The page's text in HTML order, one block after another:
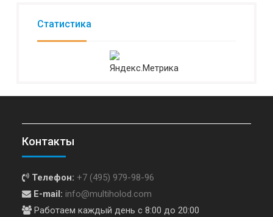
Статистика
Контакты
Телефон: +7 (495) 979-98-96
E-mail: info@multiholod.com
Работаем каждый день с 8:00 до 20:00